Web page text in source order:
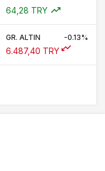
64,28 TRY
GR. ALTIN -0.13%
6.487,40 TRY